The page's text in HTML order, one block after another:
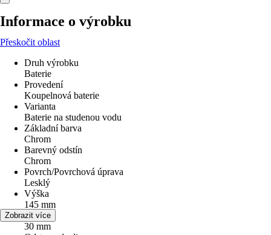
Informace o výrobku
Přeskočit oblast
Druh výrobku
Baterie
Provedení
Koupelnová baterie
Varianta
Baterie na studenou vodu
Základní barva
Chrom
Barevný odstín
Chrom
Povrch/Povrchová úprava
Lesklý
Výška
145 mm
Šířka
30 mm
Zobrazit více